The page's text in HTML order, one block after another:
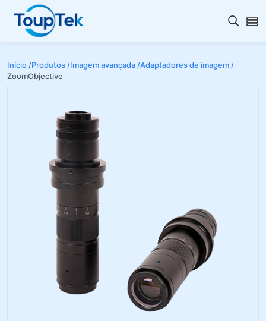
Abrir
Início /Produtos /Imagem avançada /Adaptadores de imagem /
ZoomObjective